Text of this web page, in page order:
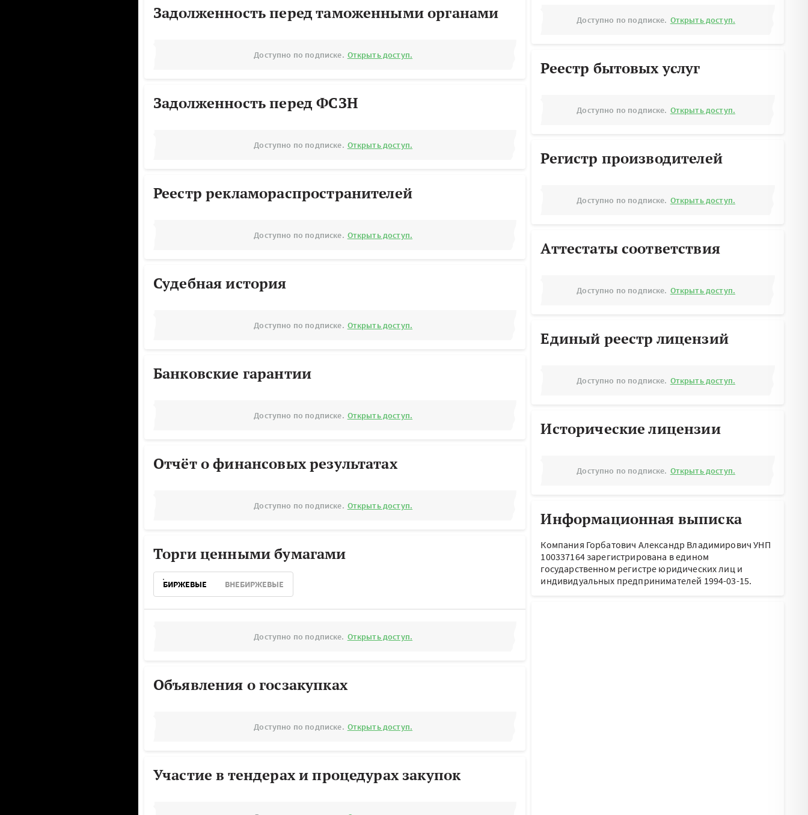
Задолженность перед таможенными органами
Доступно по подписке. Открыть доступ.
Задолженность перед ФСЗН
Доступно по подписке. Открыть доступ.
Реестр рекламораспространителей
Доступно по подписке. Открыть доступ.
Судебная история
Доступно по подписке. Открыть доступ.
Банковские гарантии
Доступно по подписке. Открыть доступ.
Отчёт о финансовых результатах
Доступно по подписке. Открыть доступ.
Торги ценными бумагами
БИРЖЕВЫЕ ВНЕБИРЖЕВЫЕ
Доступно по подписке. Открыть доступ.
Объявления о госзакупках
Доступно по подписке. Открыть доступ.
Участие в тендерах и процедурах закупок
Доступно по подписке. Открыть доступ.
Реестр бытовых услуг
Доступно по подписке. Открыть доступ.
Регистр производителей
Доступно по подписке. Открыть доступ.
Аттестаты соответствия
Доступно по подписке. Открыть доступ.
Единый реестр лицензий
Доступно по подписке. Открыть доступ.
Исторические лицензии
Доступно по подписке. Открыть доступ.
Информационная выписка
Компания Горбатович Александр Владимирович УНП
100337164 зарегистрирована в едином
государственном регистре юридических лиц и
индивидуальных предпринимателей 1994-03-15.